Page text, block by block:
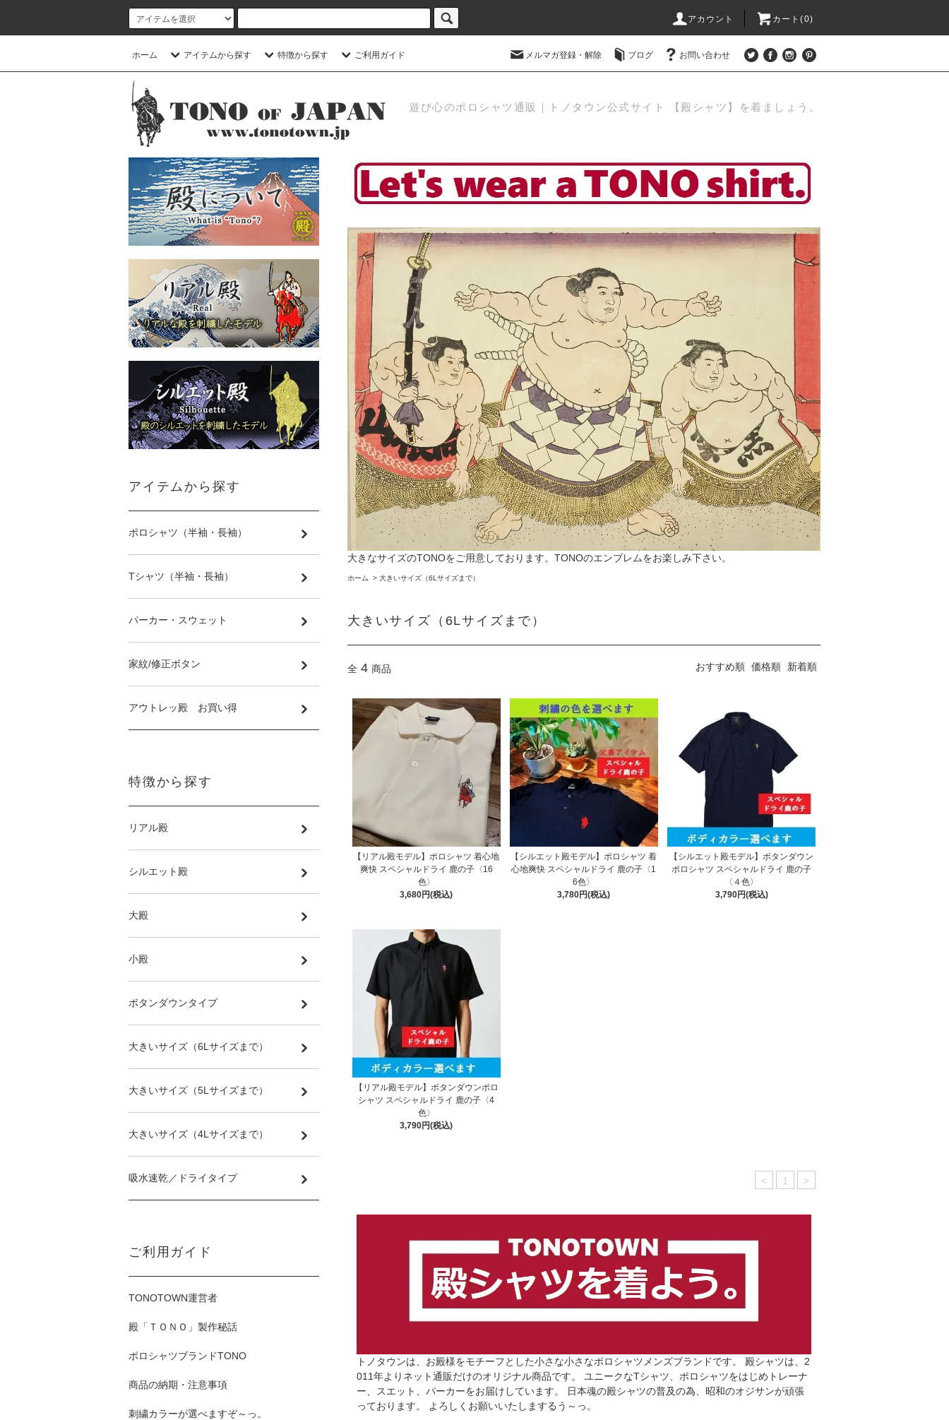
アカウント カート(0)
ホーム アイテムから探す 特徴から探す ご利用ガイド メルマガ登録・解除 ブログ お問い合わせ
遊び心のポロシャツ通販｜トノタウン公式サイト 【殿シャツ】を着ましょう。
大きなサイズのTONOをご用意しております。TONOのエンブレムをお楽しみ下さい。
ホーム > 大きいサイズ（6Lサイズまで）
大きいサイズ（6Lサイズまで）
全 4 商品 おすすめ順 価格順 新着順
【リアル殿モデル】ポロシャツ 着心地
爽快 スペシャルドライ 鹿の子〈16
色〉
3,680円(税込)
【シルエット殿モデル】ポロシャツ 着
心地爽快 スペシャルドライ 鹿の子〈1
6色〉
3,780円(税込)
【シルエット殿モデル】ボタンダウン
ポロシャツ スペシャルドライ 鹿の子
〈４色〉
3,790円(税込)
【リアル殿モデル】ボタンダウンポロ
シャツ スペシャルドライ 鹿の子〈4
色〉
3,790円(税込)
< 1 >
トノタウンは、お殿様をモチーフとした小さな小さなポロシャツメンズブランドです。 殿シャツは、2
011年よりネット通販だけのオリジナル商品です。 ユニークなTシャツ、ポロシャツをはじめトレーナ
ー、スエット、パーカーをお届けしています。 日本魂の殿シャツの普及の為、昭和のオジサンが頑張
っております。 よろしくお願いいたしまするう～っ。
アイテムから探す
ポロシャツ（半袖・長袖）
Tシャツ（半袖・長袖）
パーカー・スウェット
家紋/修正ボタン
アウトレッ殿 お買い得
特徴から探す
リアル殿
シルエット殿
大殿
小殿
ボタンダウンタイプ
大きいサイズ（6Lサイズまで）
大きいサイズ（5Lサイズまで）
大きいサイズ（4Lサイズまで）
吸水速乾／ドライタイプ
ご利用ガイド
TONOTOWN運営者
殿「ＴＯＮＯ」製作秘話
ポロシャツブランドTONO
商品の納期・注意事項
刺繍カラーが選べますぞ～っ。